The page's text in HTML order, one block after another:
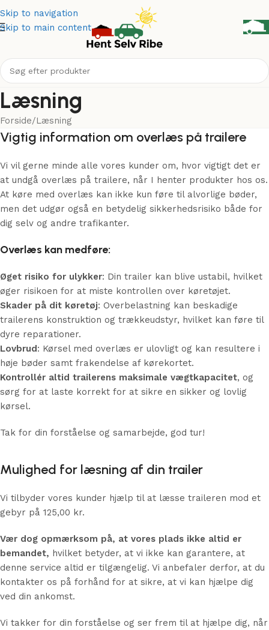
Skip to navigation
Skip to main content
Læsning
Forside Læsning
Vigtig information om overlæs på trailere
Vi vil gerne minde alle vores kunder om, hvor vigtigt det er
at undgå overlæs på trailere, når I henter produkter hos os.
At køre med overlæs kan ikke kun føre til alvorlige bøder,
men det udgør også en betydelig sikkerhedsrisiko både for
dig selv og andre trafikanter.
Overlæs kan medføre:
Øget risiko for ulykker: Din trailer kan blive ustabil, hvilket
øger risikoen for at miste kontrollen over køretøjet.
Skader på dit køretøj: Overbelastning kan beskadige
trailerens konstruktion og trækkeudstyr, hvilket kan føre til
dyre reparationer.
Lovbrud: Kørsel med overlæs er ulovligt og kan resultere i
høje bøder samt frakendelse af kørekortet.
Kontrollér altid trailerens maksimale vægtkapacitet, og
sørg for at laste korrekt for at sikre en sikker og lovlig
kørsel.
Tak for din forståelse og samarbejde, god tur!
Mulighed for læsning af din trailer
Vi tilbyder vores kunder hjælp til at læsse traileren mod et
gebyr på 125,00 kr.
Vær dog opmærksom på, at vores plads ikke altid er
bemandet, hvilket betyder, at vi ikke kan garantere, at
denne service altid er tilgængelig. Vi anbefaler derfor, at du
kontakter os på forhånd for at sikre, at vi kan hjælpe dig
ved din ankomst.
Vi takker for din forståelse og ser frem til at hjælpe dig, når